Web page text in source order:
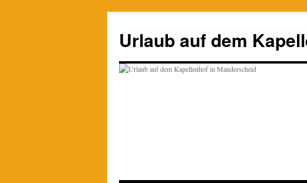
springen
Urlaub auf dem